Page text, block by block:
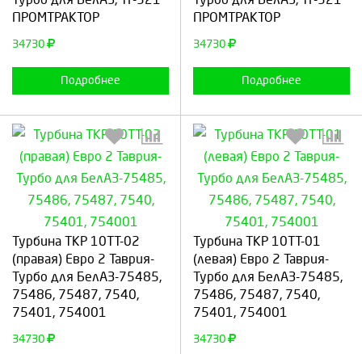
ПРОМТРАКТОР
34730
Подробнее
Продолжить
ПРОМТРАКТОР
34730
Подробнее
Продолжить
Турбина ТКР 10ТТ-02
(правая) Евро 2 Таврия-
Турбо для БелАЗ-75485,
75486, 75487, 7540,
75401, 754001
34730
Выберите количество:
Продолжить Отмена
Турбина ТКР 10ТТ-01
(левая) Евро 2 Таврия-
Турбо для БелАЗ-75485,
75486, 75487, 7540,
75401, 754001
34730
Выберите количество:
Продолжить Отмена